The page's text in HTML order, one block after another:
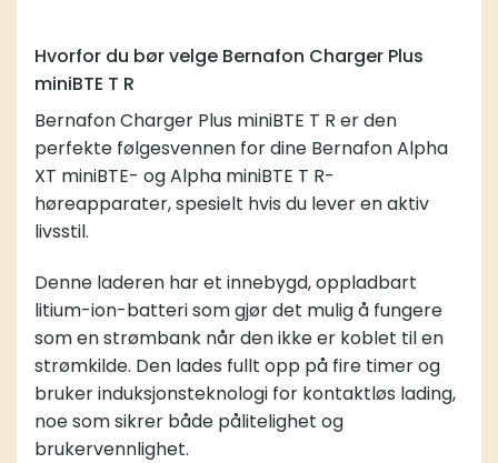
Hvorfor du bør velge Bernafon Charger Plus
miniBTE T R
Bernafon Charger Plus miniBTE T R er den
perfekte følgesvennen for dine Bernafon Alpha
XT miniBTE- og Alpha miniBTE T R-
høreapparater, spesielt hvis du lever en aktiv
livsstil.
Denne laderen har et innebygd, oppladbart
litium-ion-batteri som gjør det mulig å fungere
som en strømbank når den ikke er koblet til en
strømkilde. Den lades fullt opp på fire timer og
bruker induksjonsteknologi for kontaktløs lading,
noe som sikrer både pålitelighet og
brukervennlighet.